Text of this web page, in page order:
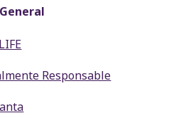
Responsable